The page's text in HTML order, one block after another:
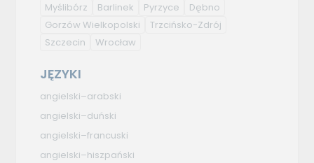
Myślibórz Barlinek Pyrzyce
Dębno
Gorzów Wielkopolski
Trzcińsko-Zdrój
Szczecin
Wrocław
JĘZYKI
angielski–arabski
angielski–duński
angielski–francuski
angielski–hiszpański